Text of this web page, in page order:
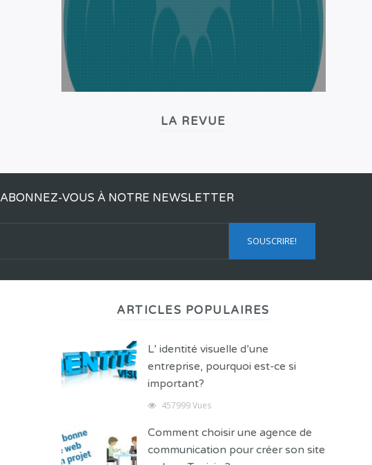
LA REVUE
ABONNEZ-VOUS À NOTRE NEWSLETTER
ARTICLES POPULAIRES
L’ identité visuelle d’une
entreprise, pourquoi est-ce si
important?
457999 Vues
Comment choisir une agence de
communication pour créer son site